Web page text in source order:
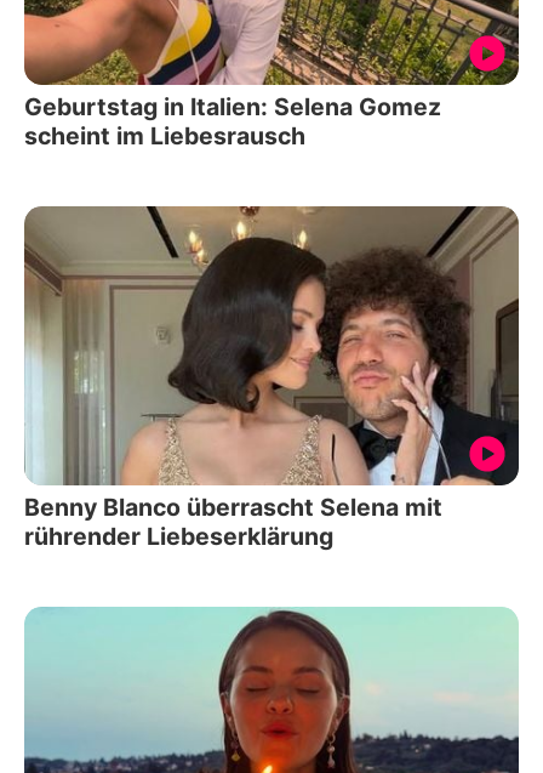
Geburtstag in Italien: Selena Gomez
scheint im Liebesrausch
Benny Blanco überrascht Selena mit
rührender Liebeserklärung